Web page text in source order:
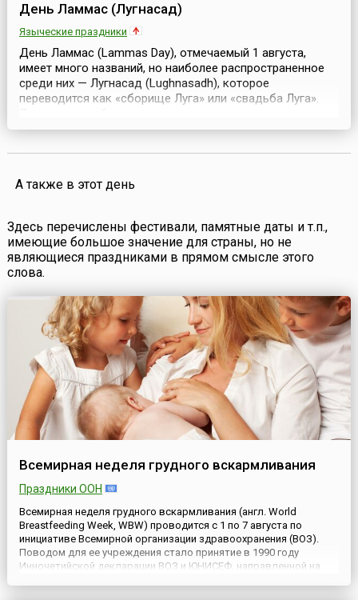
День Ламмас (Лугнасад)
Языческие праздники
День Ламмас (Lammas Day), отмечаемый 1 августа,
имеет много названий, но наиболее распространенное
среди них — Лугнасад (Lughnasadh), которое
переводится как «сборище Луга» или «свадьба Луга».
земледелия и многих ремесел. Кельты называли его
А также в этот день
Здесь перечислены фестивали, памятные даты и т.п.,
имеющие большое значение для страны, но не
являющиеся праздниками в прямом смысле этого
слова.
Всемирная неделя грудного вскармливания
Праздники ООН
Всемирная неделя грудного вскармливания (англ. World
Breastfeeding Week, WBW) проводится с 1 по 7 августа по
инициативе Всемирной организации здравоохранения (ВОЗ).
Поводом для ее учреждения стало принятие в 1990 году
Инночетийской декларации ВОЗ и ЮНИСЕФ, направленной на